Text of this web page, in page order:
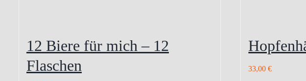
12 Biere für mich – 12
Flaschen
33,00€